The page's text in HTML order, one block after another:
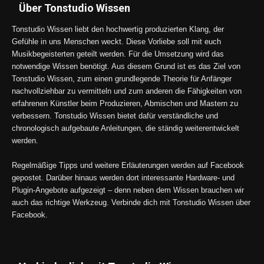
Über Tonstudio Wissen
Tonstudio Wissen liebt den hochwertig produzierten Klang, der
Gefühle in uns Menschen weckt. Diese Vorliebe soll mit euch
Musikbegeisterten geteilt werden. Für die Umsetzung wird das
notwendige Wissen benötigt. Aus diesem Grund ist es das Ziel von
Tonstudio Wissen, zum einen grundlegende Theorie für Anfänger
nachvollziehbar zu vermitteln und zum anderen die Fähigkeiten von
erfahrenen Künstler beim Produzieren, Abmischen und Mastern zu
verbessern. Tonstudio Wissen bietet dafür verständliche und
chronologisch aufgebaute Anleitungen, die ständig weiterentwickelt
werden.
Regelmäßige Tipps und weitere Erläuterungen werden auf Facebook
gepostet. Darüber hinaus werden dort interessante Hardware- und
Plugin-Angebote aufgezeigt – denn neben dem Wissen brauchen wir
auch das richtige Werkzeug. Verbinde dich mit Tonstudio Wissen über
Facebook.